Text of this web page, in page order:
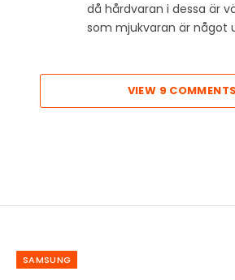
då hårdvaran i dessa är
som mjukvaran är något
VIEW 9 COMMENTS
SAMSUNG